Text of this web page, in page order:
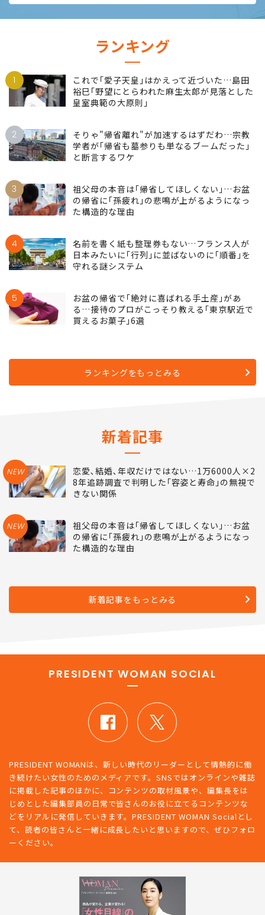
ランキング
1
これで｢愛子天皇｣はかえって近づいた…島田
裕巳｢野望にとらわれた麻生太郎が見落とした
皇室典範の大原則｣
2
そりゃ"帰省離れ"が加速するはずだわ…宗教
学者が｢帰省も墓参りも単なるブームだった｣
と断言するワケ
3
祖父母の本音は｢帰省してほしくない｣…お盆
の帰省に｢孫疲れ｣の悲鳴が上がるようになっ
た構造的な理由
4
名前を書く紙も整理券もない…フランス人が
日本みたいに｢行列｣に並ばないのに｢順番｣を
守れる謎システム
5
お盆の帰省で｢絶対に喜ばれる手土産｣があ
る…接待のプロがこっそり教える｢東京駅近で
買えるお菓子｣6選
ランキングをもっとみる
新着記事
NEW
恋愛､結婚､年収だけではない…1万6000人×2
8年追跡調査で判明した｢容姿と寿命｣の無視で
きない関係
NEW
祖父母の本音は｢帰省してほしくない｣…お盆
の帰省に｢孫疲れ｣の悲鳴が上がるようになっ
た構造的な理由
新着記事をもっとみる
PRESIDENT WOMAN SOCIAL
PRESIDENT WOMANは、新しい時代のリーダーとして情熱的に働
き続けたい女性のためのメディアです。SNSではオンラインや雑誌
に掲載した記事のほかに、コンテンツの取材風景や、編集長をは
じめとした編集部員の日常で皆さんのお役に立てるコンテンツな
どをリアルに発信していきます。PRESIDENT WOMAN Socialとし
て、読者の皆さんと一緒に成長したいと思いますので、ぜひフォロ
ーください。